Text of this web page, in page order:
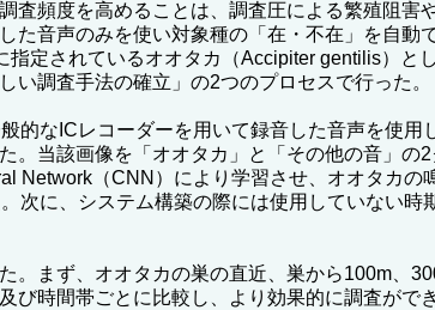
頻度を高めることは、調査圧による繁殖阻害
音声のみを使い対象種の「在・不在」を自動
定されているオオタカ（Accipiter gentilis）とし
調査手法の確立」の2つのプロセスで行った。
なICレコーダーを用いて録音した音声を使用
当該画像を「オオタカ」と「その他の音」の
Network（CNN）により学習させ、オオタカの
次に、システム構築の際には使用していない時
まず、オオタカの巣の直近、巣から100m、
時間帯ごとに比較し、より効果的に調査がで